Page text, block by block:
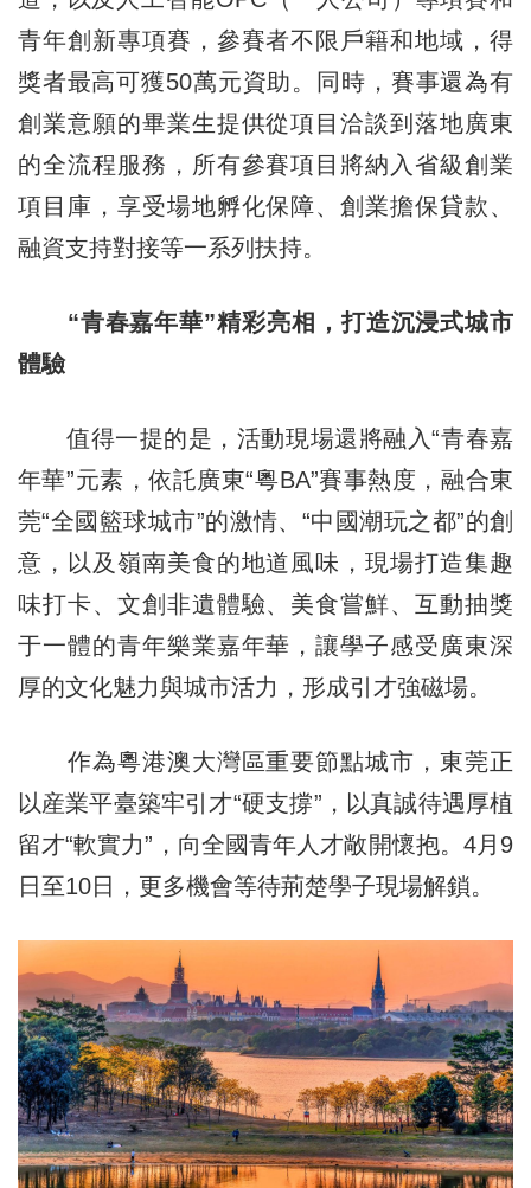
青年創新專項賽，參賽者不限戶籍和地域，得
獎者最高可獲50萬元資助。同時，賽事還為有
創業意願的畢業生提供從項目洽談到落地廣東
的全流程服務，所有參賽項目將納入省級創業
項目庫，享受場地孵化保障、創業擔保貸款、
融資支持對接等一系列扶持。
“青春嘉年華”精彩亮相，打造沉浸式城市
體驗
值得一提的是，活動現場還將融入“青春嘉
年華”元素，依託廣東“粵BA”賽事熱度，融合東
莞“全國籃球城市”的激情、“中國潮玩之都”的創
意，以及嶺南美食的地道風味，現場打造集趣
味打卡、文創非遺體驗、美食嘗鮮、互動抽獎
于一體的青年樂業嘉年華，讓學子感受廣東深
厚的文化魅力與城市活力，形成引才強磁場。
作為粵港澳大灣區重要節點城市，東莞正
以産業平臺築牢引才“硬支撐”，以真誠待遇厚植
留才“軟實力”，向全國青年人才敞開懷抱。4月9
日至10日，更多機會等待荊楚學子現場解鎖。